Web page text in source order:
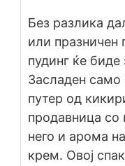
Без разлика
или празничен
пудинг ќе биде
Засладен
путер од
продавница со
него и арома
крем. Oвoj